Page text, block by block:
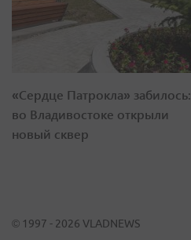
«Сердце Патрокла» забилось:
во Владивостоке открыли
новый сквер
© 1997 - 2026 VLADNEWS